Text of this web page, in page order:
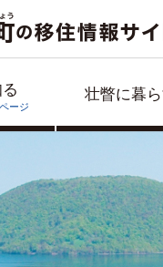
ージ
壮瞥に暮